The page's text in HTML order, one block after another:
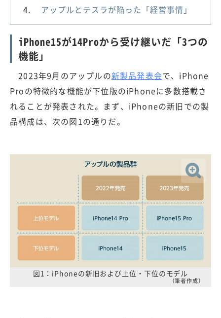
アップルとテスラが陥った「経営事情」
iPhone15が14Proから受け継いだ「3つの
機能」
2023年9月のアップルの新製品発表会で、iPhone
Proの特徴的な機能が下位版のiPhoneに多数搭載さ
れることが発表された。まず、iPhoneの新旧での製
品構成は、次の図1の通りだ。
図1：iPhoneの新旧および上位・下位のモデル
（筆者作成）